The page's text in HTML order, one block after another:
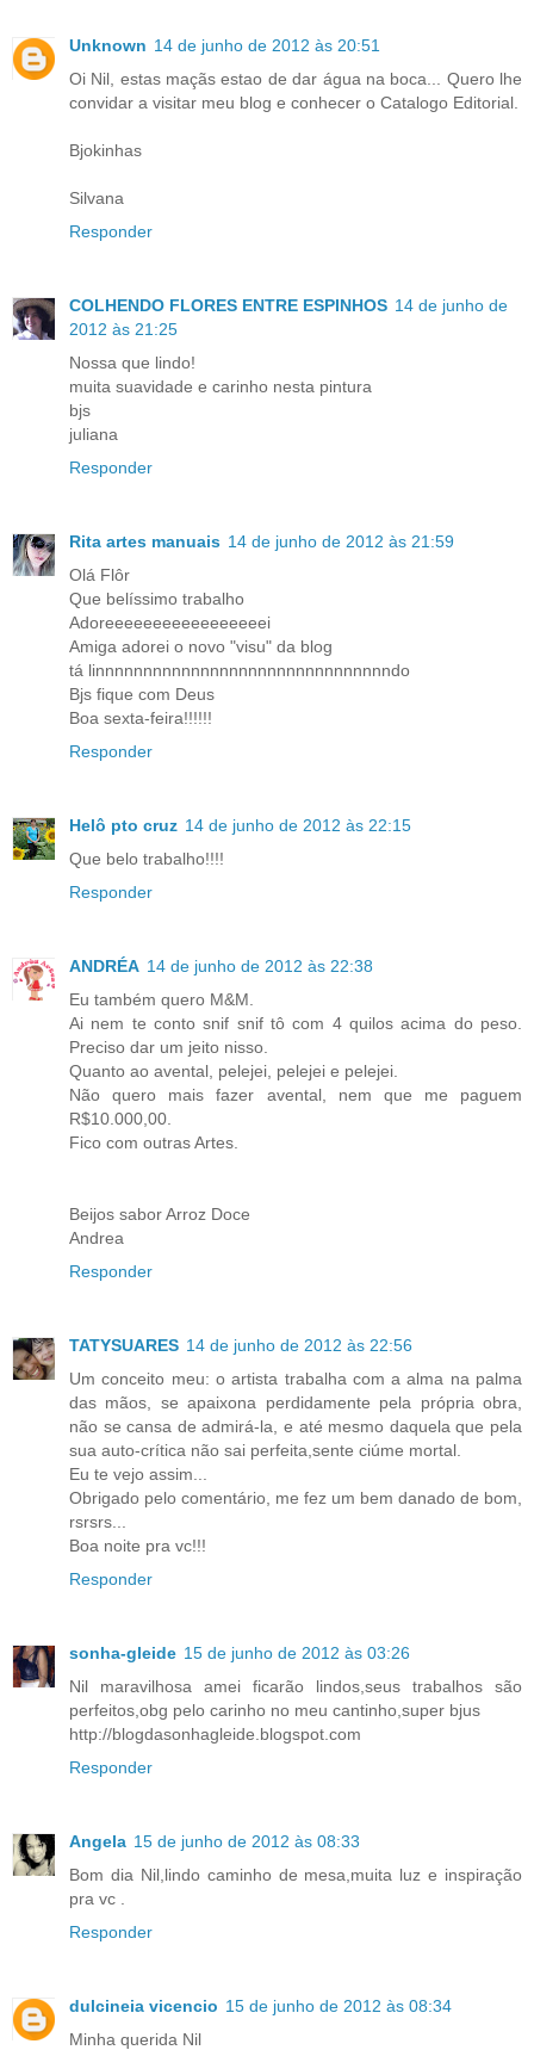
Unknown 14 de junho de 2012 às 20:51
Oi Nil, estas maçãs estao de dar água na boca... Quero lhe
convidar a visitar meu blog e conhecer o Catalogo Editorial.
Bjokinhas
Silvana
Responder
COLHENDO FLORES ENTRE ESPINHOS 14 de junho de
2012 às 21:25
Nossa que lindo!
muita suavidade e carinho nesta pintura
bjs
juliana
Responder
Rita artes manuais 14 de junho de 2012 às 21:59
Olá Flôr
Que belíssimo trabalho
Adoreeeeeeeeeeeeeeeeei
Amiga adorei o novo "visu" da blog
tá linnnnnnnnnnnnnnnnnnnnnnnnnnnnnnndo
Bjs fique com Deus
Boa sexta-feira!!!!!!
Responder
Helô pto cruz 14 de junho de 2012 às 22:15
Que belo trabalho!!!!
Responder
ANDRÉA 14 de junho de 2012 às 22:38
Eu também quero M&M.
Ai nem te conto snif snif tô com 4 quilos acima do peso.
Preciso dar um jeito nisso.
Quanto ao avental, pelejei, pelejei e pelejei.
Não quero mais fazer avental, nem que me paguem
R$10.000,00.
Fico com outras Artes.
Beijos sabor Arroz Doce
Andrea
Responder
TATYSUARES 14 de junho de 2012 às 22:56
Um conceito meu: o artista trabalha com a alma na palma
das mãos, se apaixona perdidamente pela própria obra,
não se cansa de admirá-la, e até mesmo daquela que pela
sua auto-crítica não sai perfeita,sente ciúme mortal.
Eu te vejo assim...
Obrigado pelo comentário, me fez um bem danado de bom,
rsrsrs...
Boa noite pra vc!!!
Responder
sonha-gleide 15 de junho de 2012 às 03:26
Nil maravilhosa amei ficarão lindos,seus trabalhos são
perfeitos,obg pelo carinho no meu cantinho,super bjus
http://blogdasonhagleide.blogspot.com
Responder
Angela 15 de junho de 2012 às 08:33
Bom dia Nil,lindo caminho de mesa,muita luz e inspiração
pra vc .
Responder
dulcineia vicencio 15 de junho de 2012 às 08:34
Minha querida Nil